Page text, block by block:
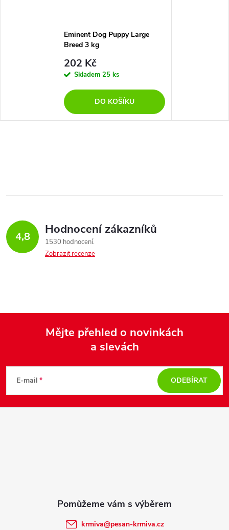
Eminent Dog Puppy Large
Breed 3 kg
202 Kč
Skladem 25 ks
DO KOŠÍKU
4,8 Hodnocení zákazníků
1530 hodnocení
Zobrazit recenze
p
Mějte přehled o novinkách
a slevách
E-mail ODEBÍRAT
krmiva@pesan-krmiva.cz